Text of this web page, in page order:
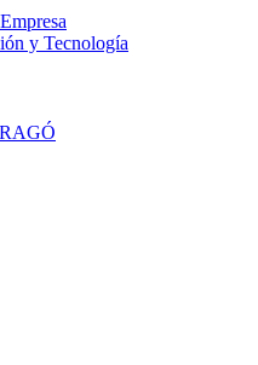
y Tecnología